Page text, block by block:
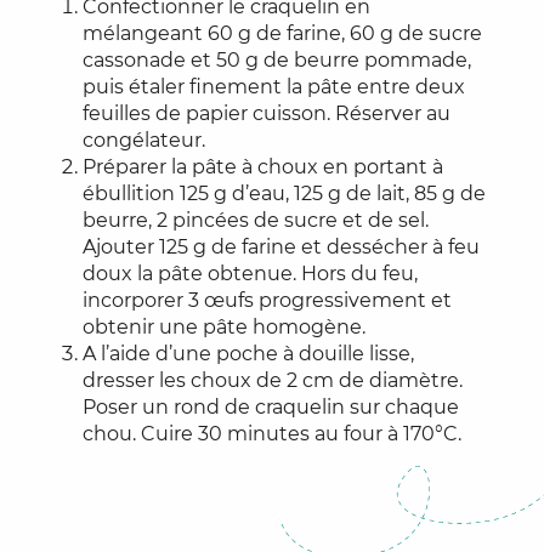
Confectionner le craquelin en
mélangeant 60 g de farine, 60 g de sucre
cassonade et 50 g de beurre pommade,
puis étaler finement la pâte entre deux
feuilles de papier cuisson. Réserver au
congélateur.
Préparer la pâte à choux en portant à
ébullition 125 g d’eau, 125 g de lait, 85 g de
beurre, 2 pincées de sucre et de sel.
Ajouter 125 g de farine et dessécher à feu
doux la pâte obtenue. Hors du feu,
incorporer 3 œufs progressivement et
obtenir une pâte homogène.
A l’aide d’une poche à douille lisse,
dresser les choux de 2 cm de diamètre.
Poser un rond de craquelin sur chaque
chou. Cuire 30 minutes au four à 170°C.